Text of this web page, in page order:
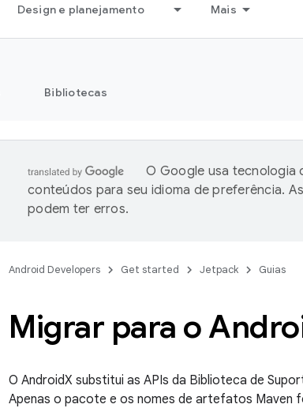
Design e planejamento Mais
Bibliotecas
O Google usa tecnologia
conteúdos para seu idioma de preferência.
podem ter erros.
Android Developers Get started Jetpack Guias
Migrar para o
O AndroidX substitui as APIs da Biblioteca de
Apenas o pacote e os nomes de artefatos Maven